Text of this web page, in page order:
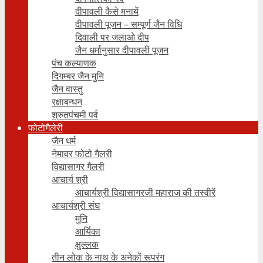
दीपावली कैसे मनायें
दीपावली पूजन – सम्पूर्ण जैन विधि
दिवाली पर जलाओ दीप
जैन धर्मानुसार दीपावली पूजन
पंच कल्याणक
दिगम्बर जैन मुनि
जैन वास्तु
रक्षाबन्धन
श्रुतपंचमी पर्व
फोटोगैलेरी
जैन धर्म
नेमावर फोटो गैलरी
विद्यासागर गैलरी
आचार्य श्री
आचार्यश्री विद्यासागरजी महाराज की तस्वीरें
आचार्यश्री संघ
मुनि
आर्यिका
क्षुल्लक
तीन लोक के नाथ के अनेकों रूपरंग